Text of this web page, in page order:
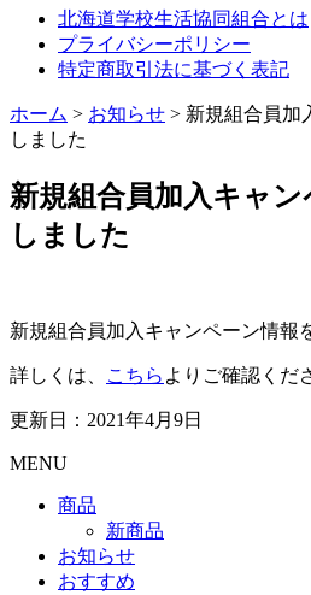
北海道学校生活協同組合とは
プライバシーポリシー
特定商取引法に基づく表記
ホーム > お知らせ > 新規組合員加
しました
新規組合員加入キャ
しました
新規組合員加入キャンペーン情報
詳しくは、 こちら よりご確認くだ
更新日：2021年4月9日
MENU
商品
新商品
お知らせ
おすすめ